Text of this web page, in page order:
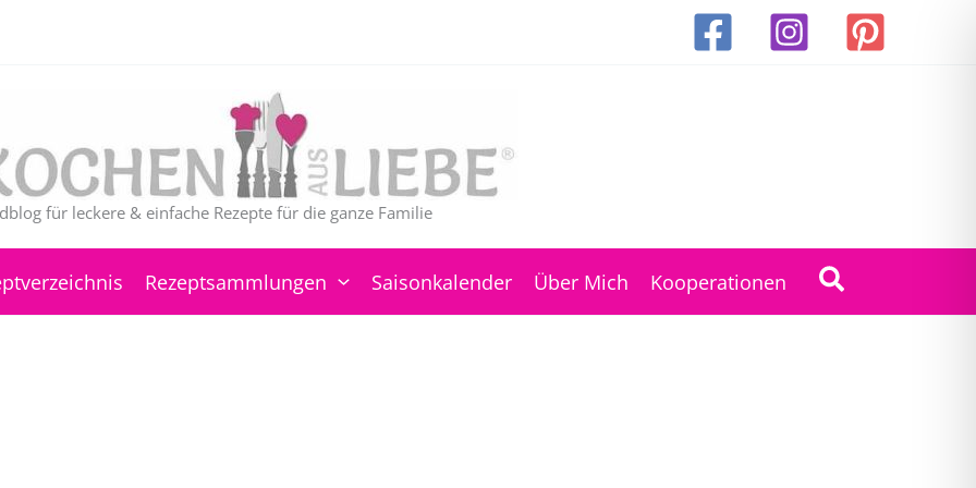
für leckere & einfache Rezepte für die ganze Familie
Rezeptsammlungen Saisonkalender Über Mich Kooperationen Suchen